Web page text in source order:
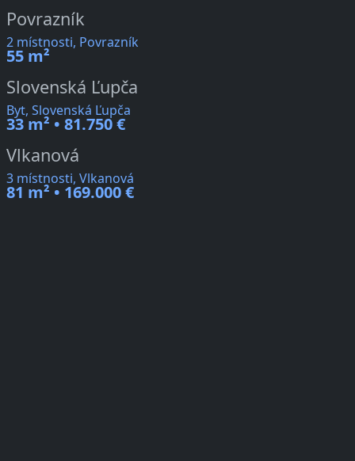
Povrazník
2 místnosti, Povrazník
55 m²
Slovenská Ľupča
Byt, Slovenská Ľupča
33 m² • 81.750 €
Vlkanová
3 místnosti, Vlkanová
81 m² • 169.000 €